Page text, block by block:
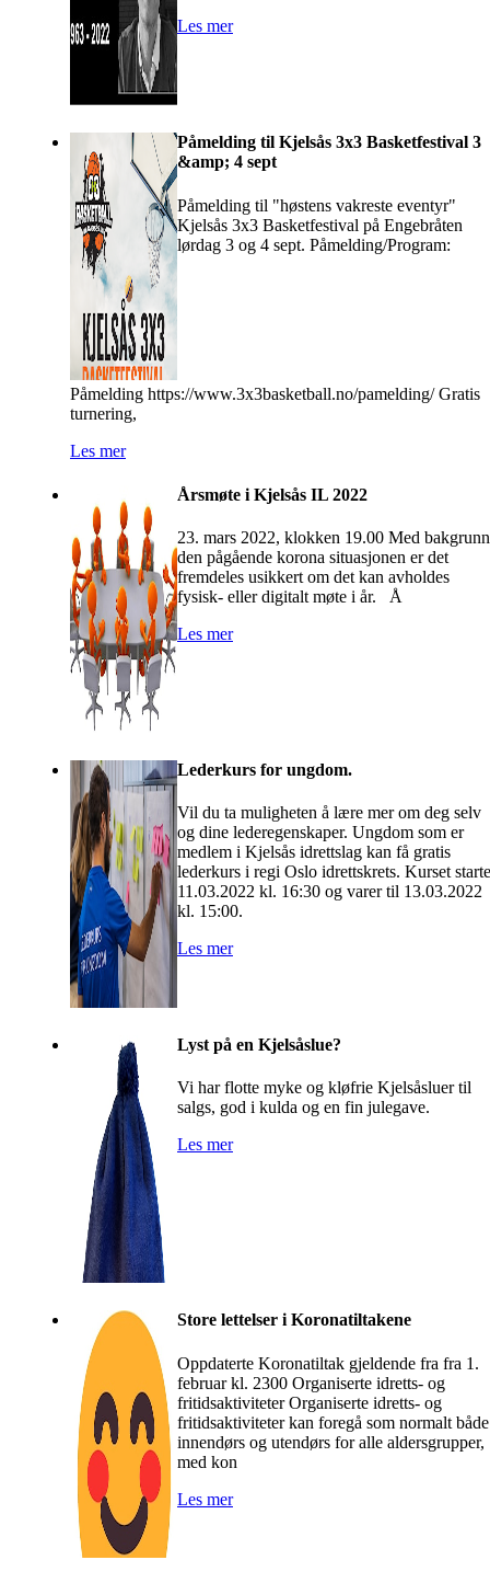
Les mer
Påmelding til Kjelsås 3x3 Basketfestival 3
&amp; 4 sept
Påmelding til "høstens vakreste eventyr"
Kjelsås 3x3 Basketfestival på Engebråten
lørdag 3 og 4 sept. Påmelding/Program:
Påmelding https://www.3x3basketball.no/pamelding/ Gratis
turnering,
Les mer
Årsmøte i Kjelsås IL 2022
23. mars 2022, klokken 19.00 Med
den pågående korona situasjonen er det
fremdeles usikkert om det kan avholdes
fysisk- eller digitalt møte i år. Å
Les mer
Lederkurs for ungdom.
Vil du ta muligheten å lære mer om deg selv
og dine lederegenskaper. Ungdom som er
medlem i Kjelsås idrettslag kan få gratis
lederkurs i regi Oslo idrettskrets. Kurset
11.03.2022 kl. 16:30 og varer til 13.03.2022
kl. 15:00.
Les mer
Lyst på en Kjelsåslue?
Vi har flotte myke og kløfrie Kjelsåsluer til
salgs, god i kulda og en fin julegave.
Les mer
Store lettelser i Koronatiltakene
Oppdaterte Koronatiltak gjeldende fra fra 1.
februar kl. 2300 Organiserte idretts- og
fritidsaktiviteter Organiserte idretts- og
fritidsaktiviteter kan foregå som normalt både
innendørs og utendørs for alle aldersgrupper,
med kon
Les mer